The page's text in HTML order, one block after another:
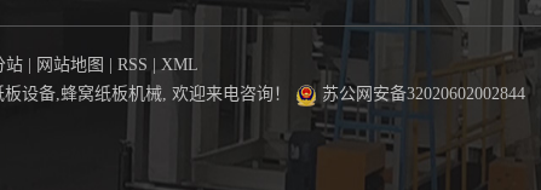
站 网站地图 |RSS |XML
板设备,蜂窝纸板机械, 欢迎来电咨询！ 苏公网安备32020602002844